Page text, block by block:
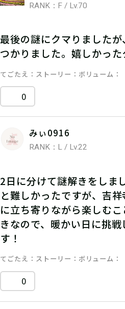
RANK：F / Lv.70
最後の謎にクマりました
つかりました。嬉しかった
てごたえ ストーリー ボリューム
0
みぃ0916
RANK：L / Lv.22
2日に分けて謎解きをしま
と難しかったですが、吉
に立ち寄りながら楽しむ
きなので、暖かい日に挑
す！
てごたえ ストーリー ボリューム
0